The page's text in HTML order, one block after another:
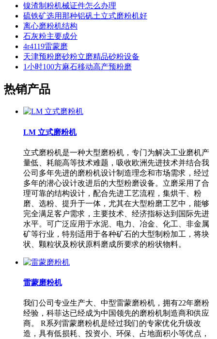
镍渣制粉机械证件怎么办理
硫铁矿选用那种铝矾土立式磨粉机好
离心磨粉机结构
石灰粉主要成分
4r4119雷蒙磨
天津预粉磨砂粉立磨精品砂粉设备
1小时100方麻石移动高产预粉磨
热销产品
LM 立式磨粉机
立式磨粉机是一种大型磨粉机，专门为解决工业磨机产
量低、耗能高等技术难题，吸收欧洲先进技术并结合我
公司多年先进的磨粉机设计制造理念和市场需求，经过
多年的潜心设计改进后的大型粉磨设备。立磨采用了合
理可靠的结构设计，配合先进工艺流程，集烘干、粉
磨、选粉、提升于一体，尤其在大型粉磨工艺中，能够
完全满足客户需求，主要技术、经济指标达到国际先进
水平。可广泛应用于水泥、电力、冶金、化工、非金属
矿等行业，特别适用于各种矿石的大型制粉加工，将块
状、颗粒状及粉状原料磨成所要求的粉状物料。
雷蒙磨粉机
我们公司专业生产大、中型雷蒙磨粉机，拥有22年磨粉
经验，科菲达已经成为中国领先的磨粉机制造商和供应
商。 R系列雷蒙磨粉机是经过我们的专家优化升级改
造，具有低损耗、投资小、环保、占地面积小等优点，